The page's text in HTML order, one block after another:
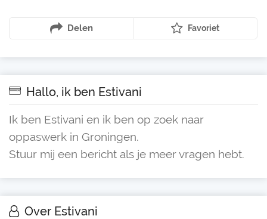
Delen Favoriet
Hallo, ik ben Estivani
Ik ben Estivani en ik ben op zoek naar
oppaswerk in Groningen.
Stuur mij een bericht als je meer vragen hebt.
Over Estivani